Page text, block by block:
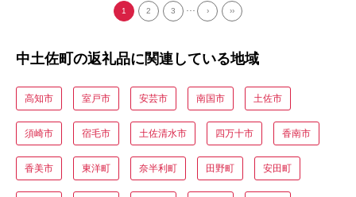
中土佐町
1 2 3 ... › ››
中土佐町の返礼品に関連している地域
高知市 室戸市 安芸市 南国市 土佐市
須崎市 宿毛市 土佐清水市 四万十市 香南市
香美市 東洋町 奈半利町 田野町 安田町